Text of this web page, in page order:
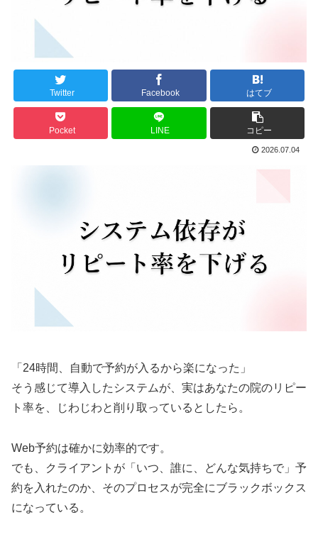
Twitter Facebook はてブ
Pocket LINE コピー
2026.07.04
「24時間、自動で予約が入るから楽になった」
そう感じて導入したシステムが、実はあなたの院のリピー
ト率を、じわじわと削り取っているとしたら。
Web予約は確かに効率的です。
でも、クライアントが「いつ、誰に、どんな気持ちで」予
約を入れたのか、そのプロセスが完全にブラックボックス
になっている。